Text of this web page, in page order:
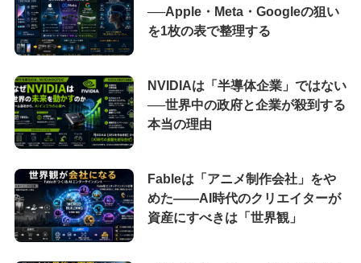
──Apple・Meta・Googleの狙い
を1枚の表で整理する
NVIDIAは「半導体企業」ではない
──世界中の政府と企業が殺到する
本当の理由
Fableは「アニメ制作会社」をや
めた――AI時代のクリエイターが
資産にすべきは「世界観」